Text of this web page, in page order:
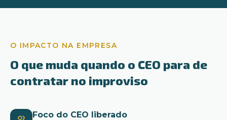
O IMPACTO NA EMPRESA
O que muda quando o CEO para de
contratar no improviso
Foco do CEO liberado